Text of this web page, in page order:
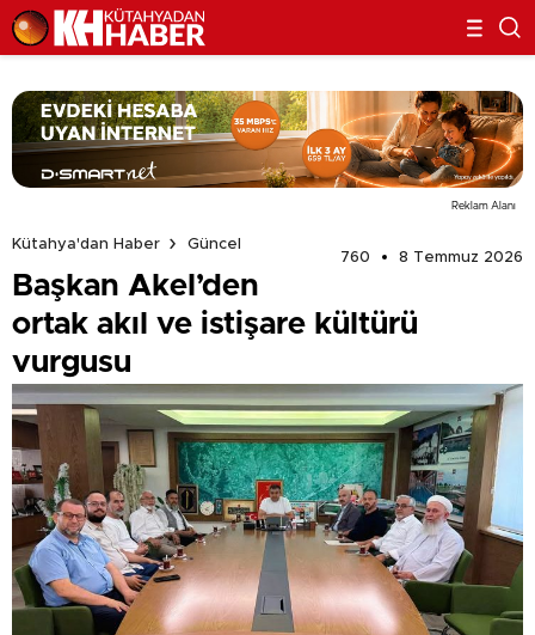
Reklam Alanı
Kütahya'dan Haber
Güncel
760
8 Temmuz 2026
Başkan Akel’den
ortak akıl ve istişare kültürü
vurgusu